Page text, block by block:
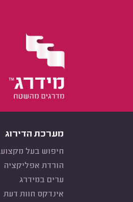
מערכת הדירוג
חיפוש בעל מקצוע
הורדת אפליקציה
ערים במידרג
אינדקס חוות דעת